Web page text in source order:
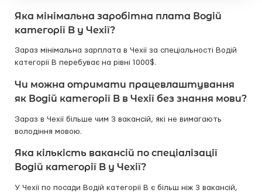
Яка мінімальна заробітна плата Водій
категорії B у Чехії?
Зараз мінімальна зарплата в Чехії за спеціальності Водій
категорії B перебуває на рівні 1000$.
Чи можна отримати працевлаштування
як Водій категорії B в Чехії без знання мови?
Зараз в Чехії більше чим 3 вакансій, які не вимагають
володіння мовою.
Яка кількість вакансій по спеціалізації
Водій категорії B у Чехії?
У Чехії по посади Водій категорії B є більш ніж 3 вакансій,